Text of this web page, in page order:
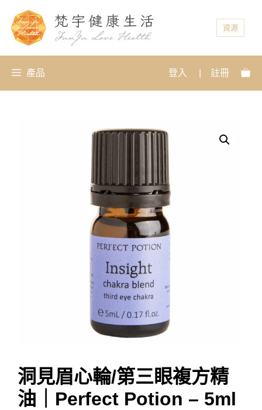
資源
產品 登入 註冊
洞見眉心輪/第三眼複方精
油｜Perfect Potion – 5ml